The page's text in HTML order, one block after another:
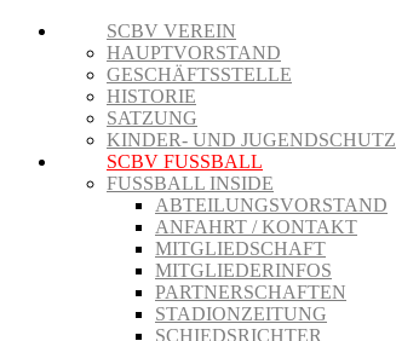
SCBV VEREIN
HAUPTVORSTAND
GESCHÄFTSSTELLE
HISTORIE
SATZUNG
KINDER- UND JUGENDSCHUTZ
SCBV FUSSBALL
FUSSBALL INSIDE
ABTEILUNGSVORSTAND
ANFAHRT / KONTAKT
MITGLIEDSCHAFT
MITGLIEDERINFOS
PARTNERSCHAFTEN
STADIONZEITUNG
SCHIEDSRICHTER